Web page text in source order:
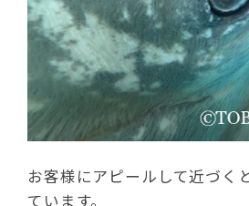
お客様にアピールして近づく
ています。